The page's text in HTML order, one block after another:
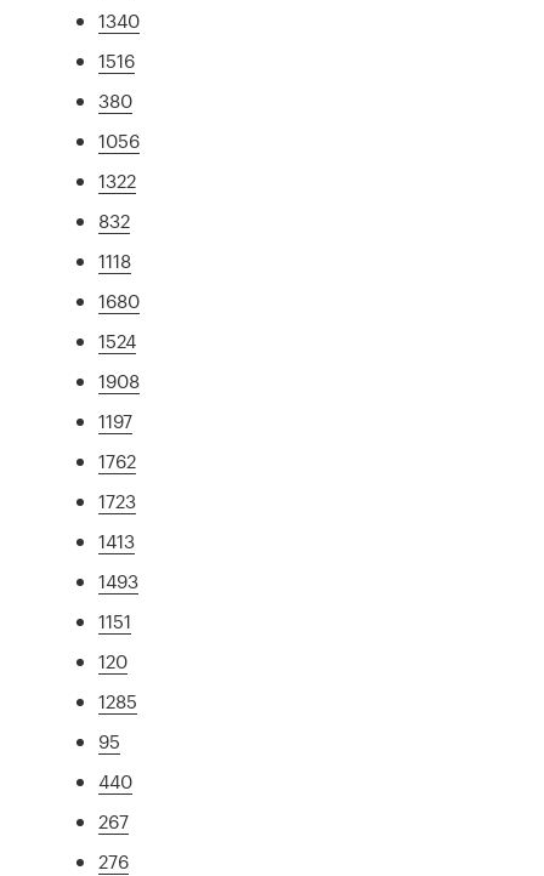
1340
1516
380
1056
1322
832
1118
1680
1524
1908
1197
1762
1723
1413
1493
1151
120
1285
95
440
267
276